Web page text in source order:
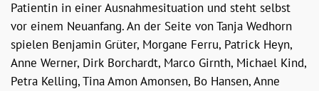
Patientin in einer Ausnahmesituation und steht selbst
vor einem Neuanfang. An der Seite von Tanja Wedhorn
spielen Benjamin Grüter, Morgane Ferru, Patrick Heyn,
Anne Werner, Dirk Borchardt, Marco Girnth, Michael Kind,
Petra Kelling, Tina Amon Amonsen, Bo Hansen, Anne